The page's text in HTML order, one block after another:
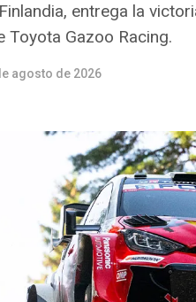
entrega la
Gazoo Racing.
agosto de 2026